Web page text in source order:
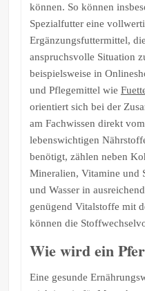
können. So können
Spezialfutter eine
Ergänzungsfuttermittel,
anspruchsvolle Situation
beispielsweise in
und Pflegemittel wie
orientiert sich bei der
am Fachwissen direkt
lebenswichtigen
benötigt, zählen neben
Mineralien, Vitamine und
und Wasser in
genügend Vitalstoffe mit
können die
Wie wird ein
Eine gesunde